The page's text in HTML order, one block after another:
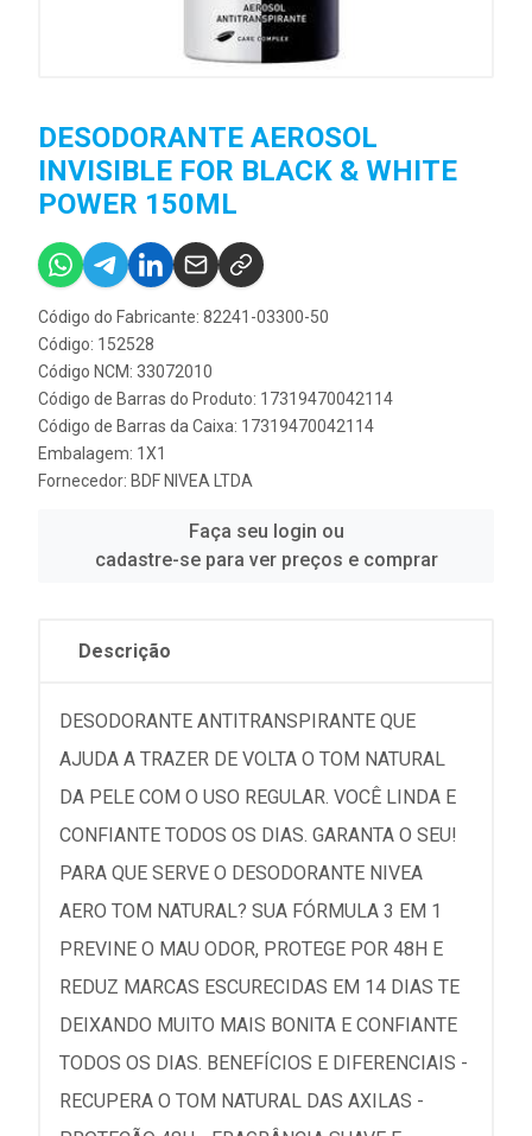
DESODORANTE AEROSOL
INVISIBLE FOR BLACK & WHITE
POWER 150ML
Código do Fabricante: 82241-03300-50
Código: 152528
Código NCM: 33072010
Código de Barras do Produto: 17319470042114
Código de Barras da Caixa: 17319470042114
Embalagem: 1X1
Fornecedor: BDF NIVEA LTDA
Faça seu login ou
cadastre-se para ver preços e comprar
Descrição
DESODORANTE ANTITRANSPIRANTE QUE
AJUDA A TRAZER DE VOLTA O TOM NATURAL
DA PELE COM O USO REGULAR. VOCÊ LINDA E
CONFIANTE TODOS OS DIAS. GARANTA O SEU!
PARA QUE SERVE O DESODORANTE NIVEA
AERO TOM NATURAL? SUA FÓRMULA 3 EM 1
PREVINE O MAU ODOR, PROTEGE POR 48H E
REDUZ MARCAS ESCURECIDAS EM 14 DIAS TE
DEIXANDO MUITO MAIS BONITA E CONFIANTE
TODOS OS DIAS. BENEFÍCIOS E DIFERENCIAIS -
RECUPERA O TOM NATURAL DAS AXILAS -